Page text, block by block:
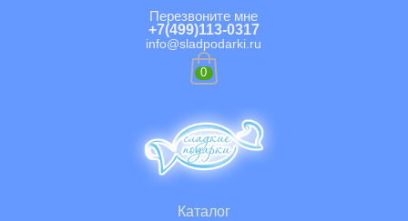
Каталог
Перезвоните мне
+7(499)113-0317
info@sladpodarki.ru
0